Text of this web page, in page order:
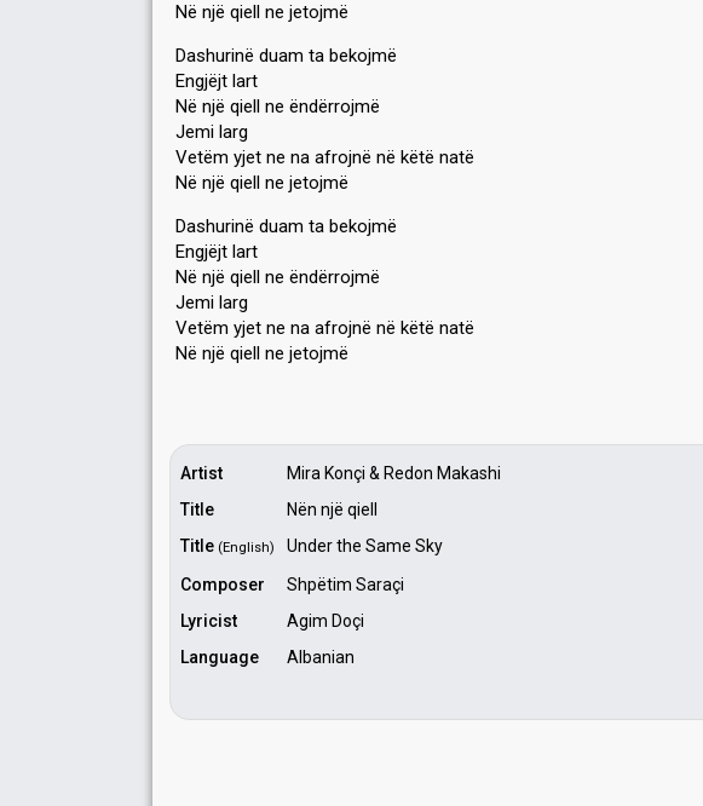
Në një qiell ne jetojmë
Dashurinë duam ta bekojmë
Engjëjt lart
Në një qiell ne ëndërrojmë
Jemi larg
Vetëm yjet ne na afrojnë në këtë natë
Në një qiell ne jetojmë
Daѕhurinë duam ta bekojmë
Engjëjt lart
Në një qiell ne ëndërrojmë
Jemi larg
Vetëm yjet ne na afrojnë në këtë nаtë
Në një qiell ne jetojmë
Artist
Mira Konçi & Redon Makashi
Title
Nën një qiell
Title (English)
Under the Same Sky
Composer
Shpëtim Saraçi
Lyricist
Agim Doçi
Language
Albanian